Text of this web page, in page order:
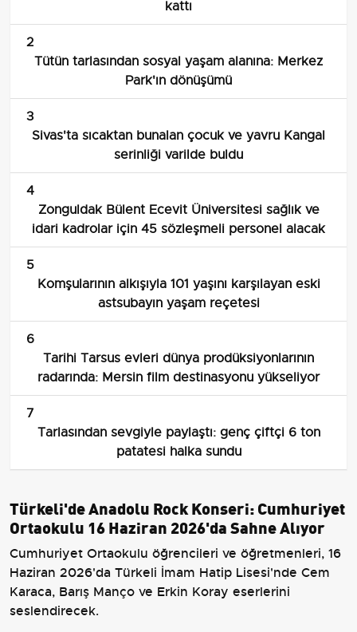
kattı
2
Tütün tarlasından sosyal yaşam alanına: Merkez
Park'ın dönüşümü
3
Sivas'ta sıcaktan bunalan çocuk ve yavru Kangal
serinliği varilde buldu
4
Zonguldak Bülent Ecevit Üniversitesi sağlık ve
idari kadrolar için 45 sözleşmeli personel alacak
5
Komşularının alkışıyla 101 yaşını karşılayan eski
astsubayın yaşam reçetesi
6
Tarihi Tarsus evleri dünya prodüksiyonlarının
radarında: Mersin film destinasyonu yükseliyor
7
Tarlasından sevgiyle paylaştı: genç çiftçi 6 ton
patatesi halka sundu
Türkeli'de Anadolu Rock Konseri: Cumhuriyet
Ortaokulu 16 Haziran 2026'da Sahne Alıyor
Cumhuriyet Ortaokulu öğrencileri ve öğretmenleri, 16
Haziran 2026'da Türkeli İmam Hatip Lisesi'nde Cem
Karaca, Barış Manço ve Erkin Koray eserlerini
seslendirecek.